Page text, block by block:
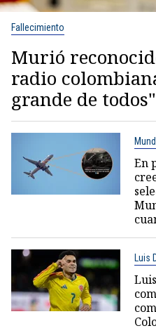
Fallecimiento
Murió
radio
grande de todos"
En
Luis